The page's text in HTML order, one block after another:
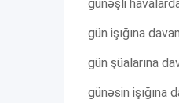
günəşli
gün işığına
gün şüalarına
günəsin işığına